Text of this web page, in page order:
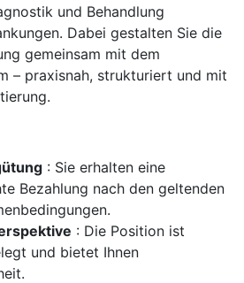
und Behandlung
Dabei gestalten Sie die
gemeinsam mit dem
– praxisnah, strukturiert und mit
: Sie erhalten eine
Bezahlung nach den geltenden
: Die Position ist
und bietet Ihnen